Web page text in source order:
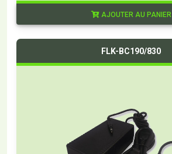
AJOUTER AU PANIER
FLK-BC190/830